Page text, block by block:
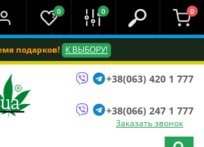
подарков! К ВЫБОРУ!
0 0 0
+38(063) 420 1 777
+38(066) 247 1 777
Заказать звонок